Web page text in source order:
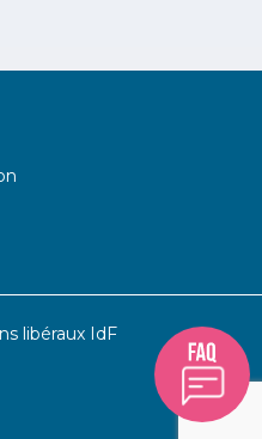
libéraux IdF